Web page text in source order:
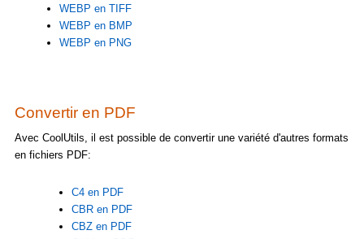
WEBP en TIFF
WEBP en BMP
WEBP en PNG
Convertir en PDF
Avec CoolUtils, il est possible de convertir une variété d'autres formats
en fichiers PDF:
C4 en PDF
CBR en PDF
CBZ en PDF